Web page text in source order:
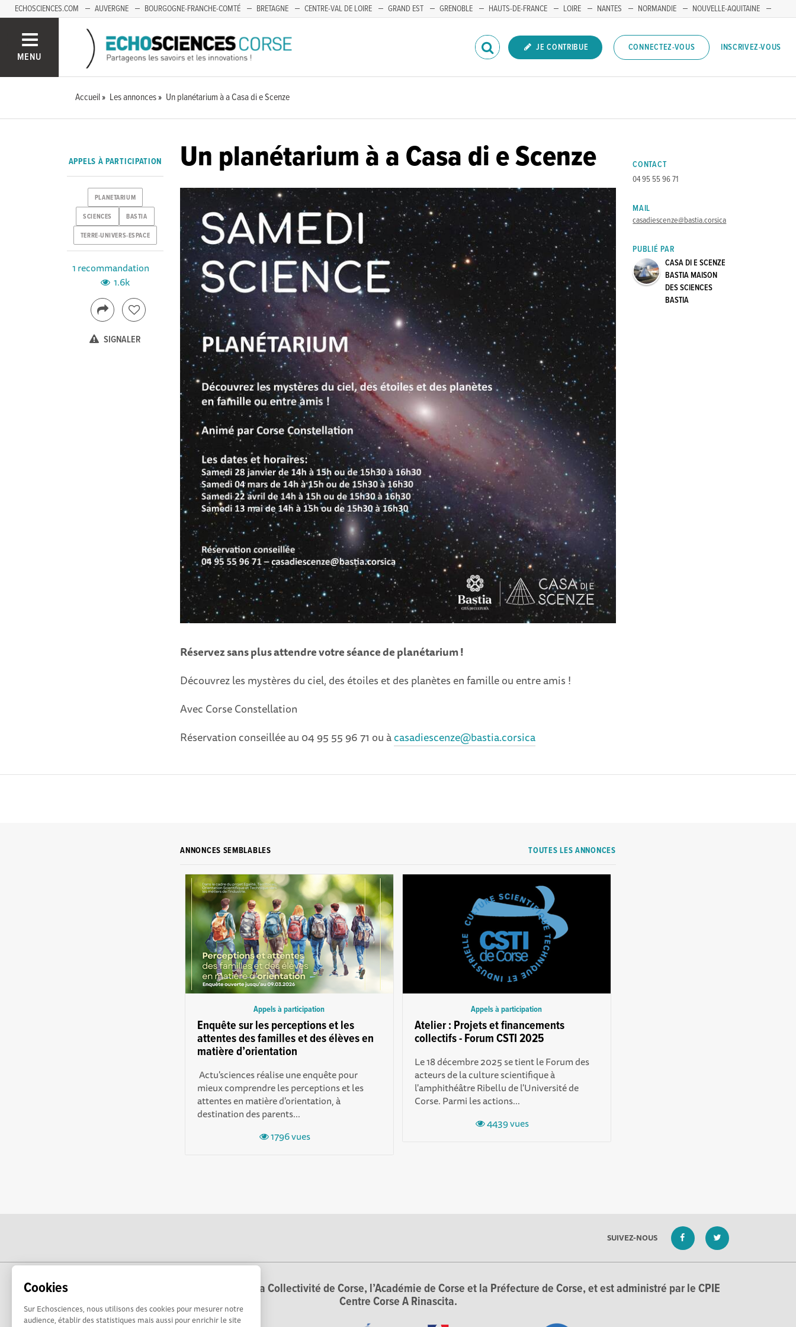
Cookies
Sur Echosciences, nous utilisons des cookies pour mesurer notre
audience, établir des statistiques mais aussi pour enrichir le site
ECHOSCIENCES.COM AUVERGNE BOURGOGNE-FRANCHE-COMTÉ BRETAGNE CENTRE-VAL DE LOIRE GRAND EST GRENOBLE HAUTS-DE-FRANCE LOIRE NANTES NORMANDIE
NOUVELLE-AQUITAINE
MENU
JE CONTRIBUE CONNECTEZ-VOUS INSCRIVEZ-VOUS
Accueil Les annonces Un planétarium à a Casa di e Scenze
Un planétarium à a Casa di e Scenze
Réservez sans plus attendre votre séance de planétarium !
Découvrez les mystères du ciel, des étoiles et des planètes en famille ou entre amis !
Avec Corse Constellation
Réservation conseillée au 04 95 55 96 71 ou àcasadiescenze@bastia.corsica
APPELS À PARTICIPATION
PLANETARIUM
SCIENCES BASTIA
TERRE-UNIVERS-ESPACE
1 recommandation
1.6k
SIGNALER
CONTACT
04 95 55 96 71
MAIL
casadiescenze@bastia.corsica
PUBLIÉ PAR
CASA DI E SCENZE
BASTIA MAISON
DES SCIENCES
BASTIA
TOUTES LES ANNONCES
ANNONCES SEMBLABLES
Appels à participation
Enquête sur les perceptions et les
attentes des familles et des élèves en
matière d’orientation
Actu'sciences réalise une enquête pour
mieux compr endre les perceptions et les
attentes en matière d'orientation, à
destination des parents...
1796 vues
Appels à participation
Atelier : Projets et financements
collectifs - Forum CSTI 2025
Le 18 décembre 2025 se tient le Forum des
acteurs de la culture scientifique à
l'amphithéâtre Ribellu de l'Université de
Corse. Parmi les actions...
4439 vues
SUIVEZ-NOUS
Echosciences Corse est coordonné par la Collectivité de Corse, l’Académie de Corse et la Préfecture de Corse, et est administré par le CPIE
Centre Corse A Rinascita.